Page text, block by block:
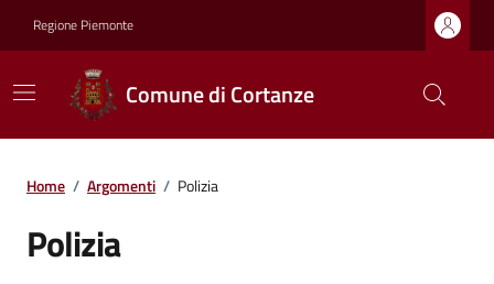
Regione Piemonte
Comune di Cortanze
Home / Argomenti / Polizia
Polizia